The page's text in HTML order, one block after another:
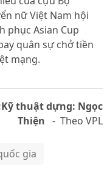
nữ Việt Nam hội
phục Asian Cup
quân sự chở tiền
mạng.
thuật dựng: Ngọc
Thiện - Theo VPL
gia